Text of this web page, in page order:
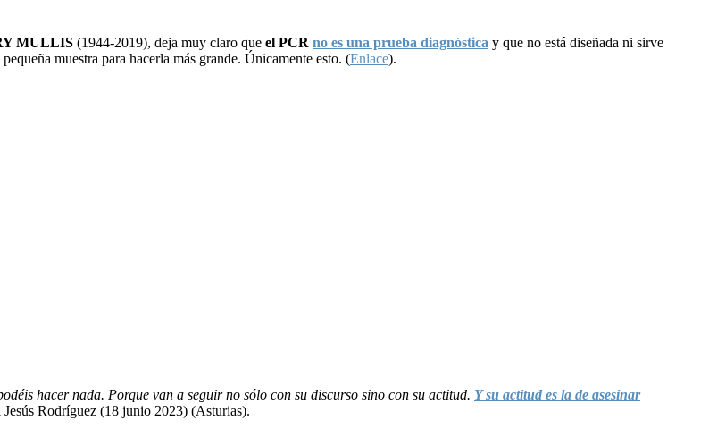
MULLIS (1944-2019), deja muy claro que el PCR no es una prueba diagnóstica y que no está diseñada ni sirve
muestra para hacerla más grande. Únicamente esto. (Enlace).
hacer nada. Porque van a seguir no sólo con su discurso sino con su actitud. Y su actitud es la de asesinar
Rodríguez (18 junio 2023) (Asturias).